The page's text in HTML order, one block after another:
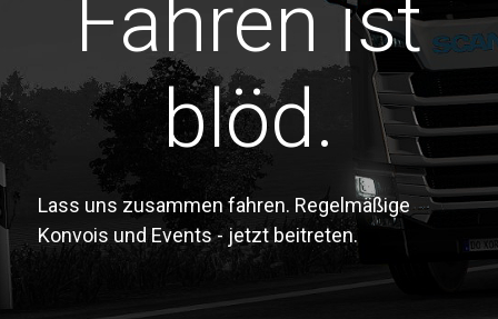
Fahren ist
blöd.
Lass uns zusammen fahren. Regelmäßige
Konvois und Events - jetzt beitreten.